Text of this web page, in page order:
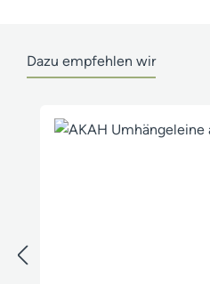
Dazu empfehlen wir
Produktgalerie überspringen